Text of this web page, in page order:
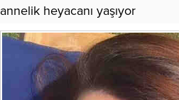
annelik heyacanı yaşıyor